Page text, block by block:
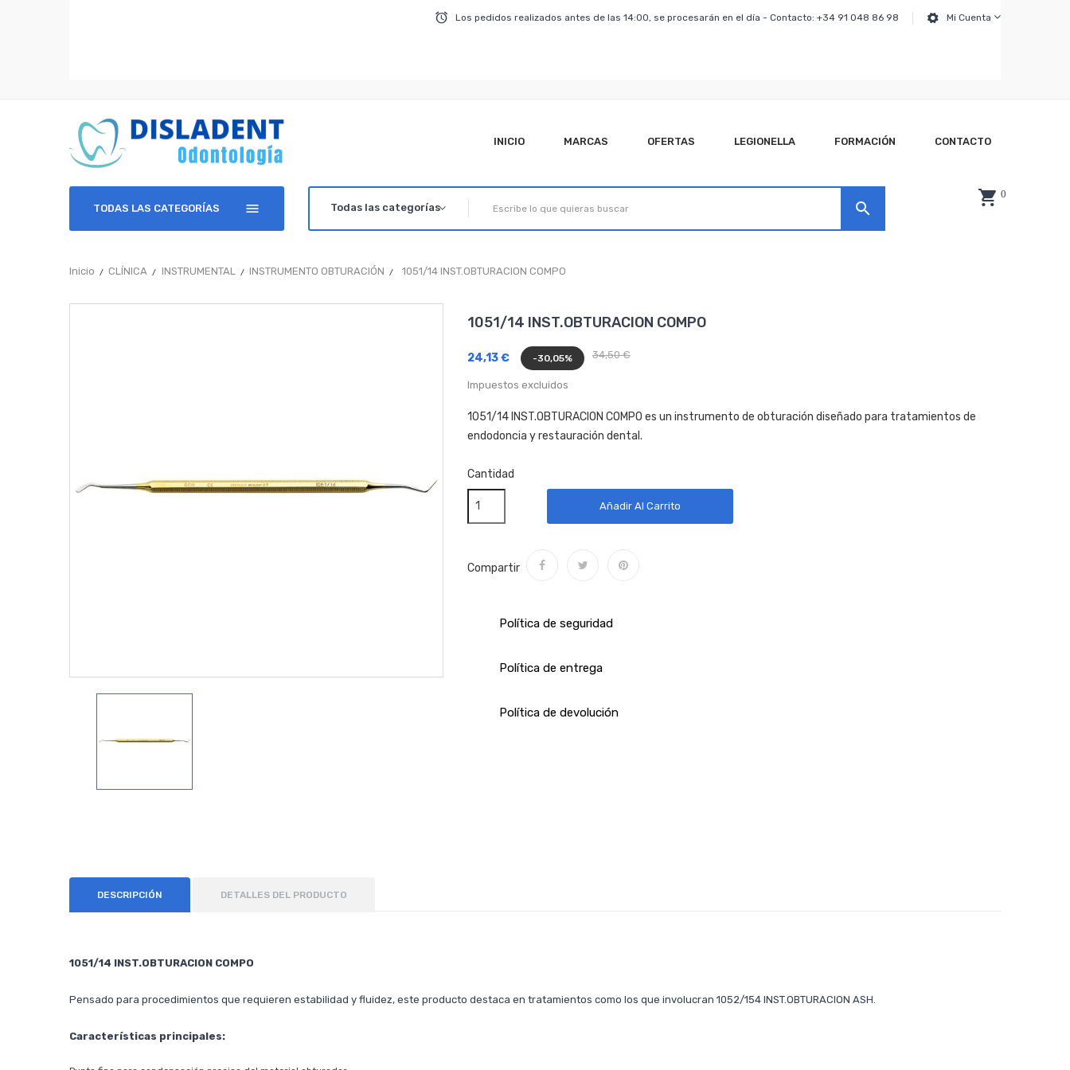
Mi Cuenta
Los pedidos realizados antes de las 14:00, se procesarán en el día - Contacto: +34 91 048 86 98
INICIO MARCAS OFERTAS LEGIONELLA FORMACIÓN CONTACTO
TODAS LAS CATEGORÍAS
0
search
Inicio CLÍNICA INSTRUMENTAL INSTRUMENTO OBTURACIÓN 1051/14 INST.OBTURACION COMPO
1051/14 INST.OBTURACION COMPO
34,50 €
24,13 € -30,05%
Impuestos excluidos
1051/14 INST.OBTURACION COMPO es un instrumento de obturación diseñado para tratamientos de
endodoncia y restauración dental.
Cantidad
Añadir Al Carrito
Compartir
Política de seguridad
Política de entrega
Política de devolución
DESCRIPCIÓN DETALLES DEL PRODUCTO
1051/14 INST.OBTURACION COMPO
Pensado para procedimientos que requieren estabilidad y fluidez, este producto destaca en tratamientos como los que involucran 1052/154 INST.OBTURACION ASH.
Características principales: